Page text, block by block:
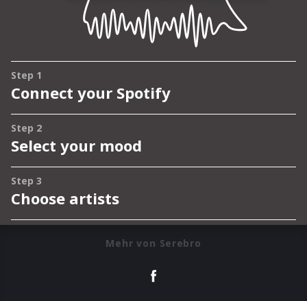
Mehr von Serebro